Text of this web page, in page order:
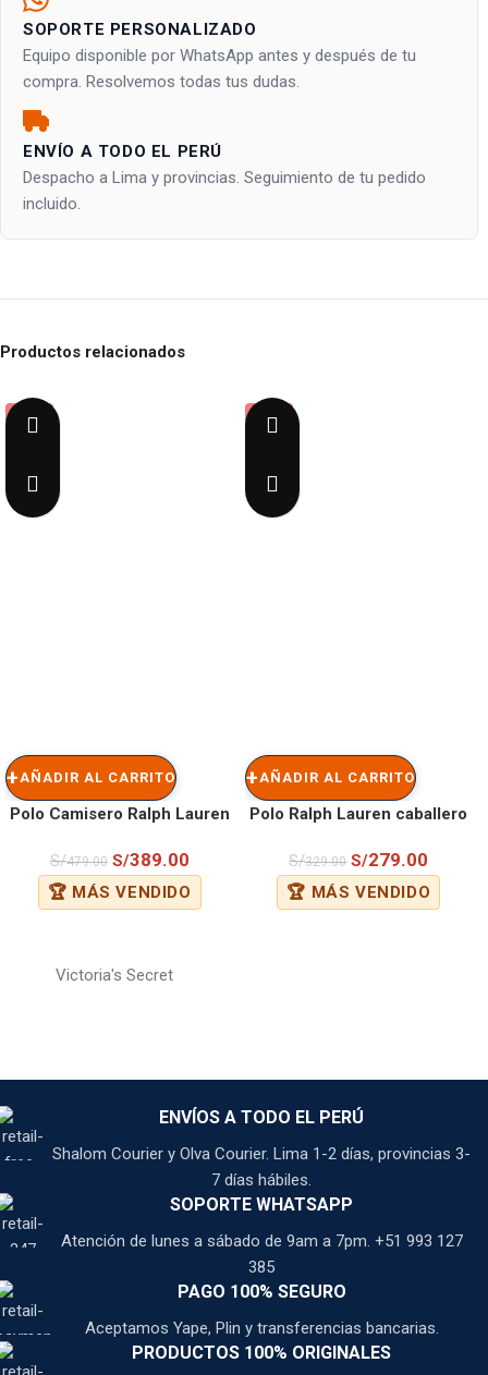
SOPORTE PERSONALIZADO
Equipo disponible por WhatsApp antes y después de tu
compra. Resolvemos todas tus dudas.
ENVÍO A TODO EL PERÚ
Despacho a Lima y provincias. Seguimiento de tu pedido
incluido.
Productos relacionados
-19%
AÑADIR AL CARRITO
Polo Camisero Ralph Lauren
S/479.00 S/389.00
🏆 MÁS VENDIDO
-15%
AÑADIR AL CARRITO
Polo Ralph Lauren caballero
S/329.00 S/279.00
🏆 MÁS VENDIDO
Victoria's Secret
ENVÍOS A TODO EL PERÚ
Shalom Courier y Olva Courier. Lima 1-2 días, provincias 3-
7 días hábiles.
SOPORTE WHATSAPP
Atención de lunes a sábado de 9am a 7pm. +51 993 127
385
PAGO 100% SEGURO
Aceptamos Yape, Plin y transferencias bancarias.
PRODUCTOS 100% ORIGINALES